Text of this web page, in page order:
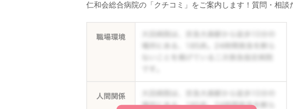
仁和会総合病院の「クチコミ」をご案内します！質問・相談